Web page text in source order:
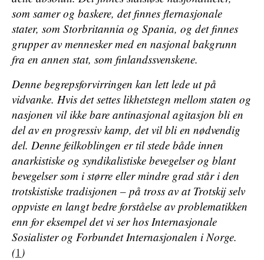
som samer og baskere, det finnes flernasjonale
stater, som Storbritannia og Spania, og det finnes
grupper av mennesker med en nasjonal bakgrunn
fra en annen stat, som finlandssvenskene.
Denne begrepsforvirringen kan lett lede ut på
vidvanke. Hvis det settes likhetstegn mellom staten og
nasjonen vil ikke bare antinasjonal agitasjon bli en
del av en progressiv kamp, det vil bli en nødvendig
del. Denne feilkoblingen er til stede både innen
anarkistiske og syndikalistiske bevegelser og blant
bevegelser som i større eller mindre grad står i den
trotskistiske tradisjonen – på tross av at Trotskij selv
oppviste en langt bedre forståelse av problematikken
enn for eksempel det vi ser hos Internasjonale
Sosialister og Forbundet Internasjonalen i Norge.
(1)